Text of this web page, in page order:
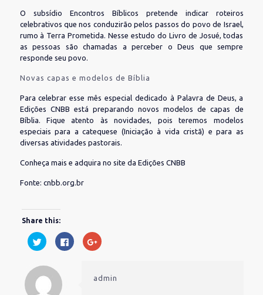
O subsídio Encontros Bíblicos pretende indicar roteiros
celebrativos que nos conduzirão pelos passos do povo de Israel,
rumo à Terra Prometida. Nesse estudo do Livro de Josué, todas
as pessoas são chamadas a perceber o Deus que sempre
responde seu povo.
Novas capas e modelos de Bíblia
Para celebrar esse mês especial dedicado à Palavra de Deus, a
Edições CNBB está preparando novos modelos de capas de
Bíblia. Fique atento às novidades, pois teremos modelos
especiais para a catequese (Iniciação à vida cristã) e para as
diversas atividades pastorais.
Conheça mais e adquira no site da Edições CNBB
Fonte: cnbb.org.br
Share this:
Clique
para
compartilhar
Twitter(abre
em
nova
janela)
Clique
para
compartilhar
Compartilhe
no
nova
janela)
admin